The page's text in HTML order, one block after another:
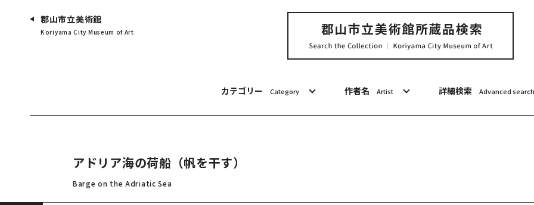
カテゴリー Category 作者名 Artist 詳細検索 Advanced search
郡山市立美術館
Koriyama City Museum of Art
アドリア海の荷船（帆を干す）
Barge on the Adriatic Sea